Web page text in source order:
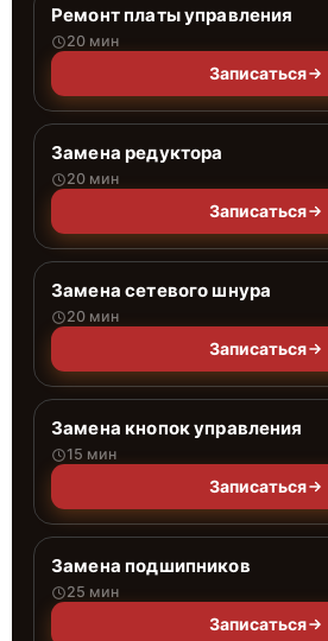
Ремонт платы управления
20 мин
Записаться
Замена редуктора
20 мин
Записаться
Замена сетевого шнура
20 мин
Записаться
Замена кнопок управления
15 мин
Записаться
Замена подшипников
25 мин
Записаться